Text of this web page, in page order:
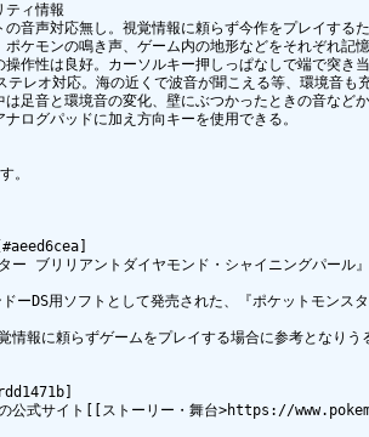
ティ情報
音声対応無し。視覚情報に頼らず今作をプレイする
ケモンの鳴き声、ゲーム内の地形などをそれぞれ記
作性は良好。カーソルキー押しっぱなしで端で突き
テレオ対応。海の近くで波音が聞こえる等、環境音も充
足音と環境音の変化、壁にぶつかったときの音など
ログパッドに加え方向キーを使用できる。
。
ー ブリリアントダイヤモンド・シャイニングパール
ーDS用ソフトとして発売された、『ポケットモン
情報に頼らずゲームをプレイする場合に参考となりう
の公式サイト[[ストーリー・舞台>https://